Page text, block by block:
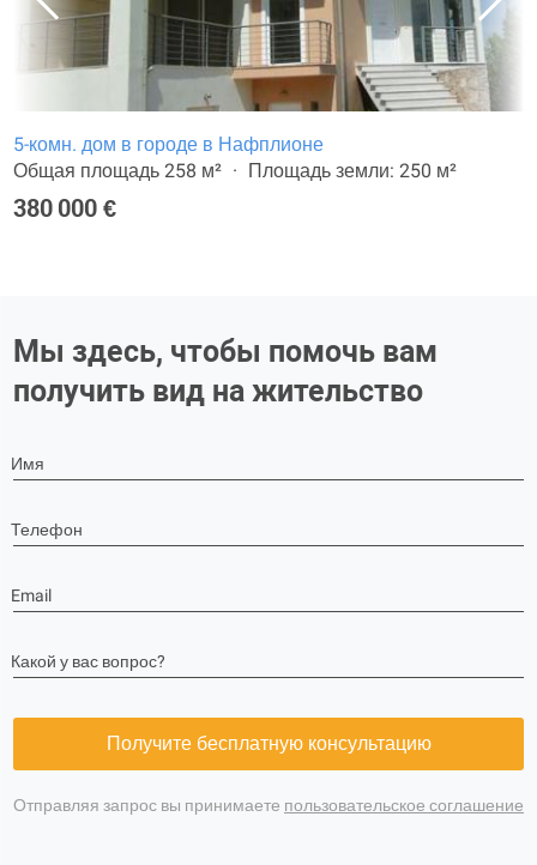
5-комн. дом в городе в Нафплионе
Общая площадь 258 м²
Площадь земли: 250 м²
380 000 €
Мы здесь, чтобы помочь вам
получить вид на жительство
Имя
Телефон
Email
Какой у вас вопрос?
Получите бесплатную консультацию
Отправляя запрос вы принимаете пользовательское соглашение